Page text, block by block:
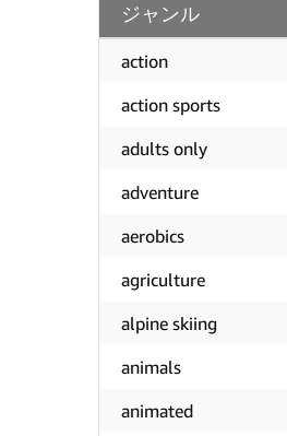
ジャンル
action
action sports
adults only
adventure
aerobics
agriculture
alpine skiing
animals
animated